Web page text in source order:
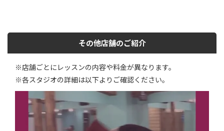
その他店舗のご紹介
※店舗ごとにレッスンの内容や料金が異なります。
※各スタジオの詳細は以下よりご確認ください。